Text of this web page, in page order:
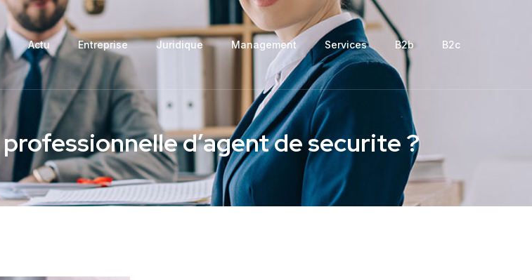
Actu Entreprise Juridique Management Services B2b B2c
d’agent de securite ?